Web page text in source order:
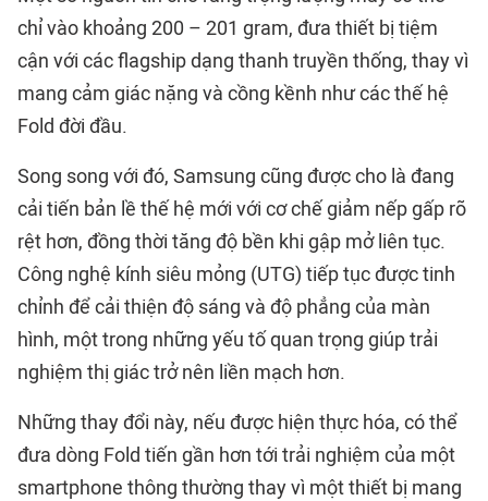
chỉ vào khoảng 200 – 201 gram, đưa thiết bị tiệm
cận với các flagship dạng thanh truyền thống, thay vì
mang cảm giác nặng và cồng kềnh như các thế hệ
Fold đời đầu.
Song song với đó, Samsung cũng được cho là đang
cải tiến bản lề thế hệ mới với cơ chế giảm nếp gấp rõ
rệt hơn, đồng thời tăng độ bền khi gập mở liên tục.
Công nghệ kính siêu mỏng (UTG) tiếp tục được tinh
chỉnh để cải thiện độ sáng và độ phẳng của màn
hình, một trong những yếu tố quan trọng giúp trải
nghiệm thị giác trở nên liền mạch hơn.
Những thay đổi này, nếu được hiện thực hóa, có thể
đưa dòng Fold tiến gần hơn tới trải nghiệm của một
smartphone thông thường thay vì một thiết bị mang